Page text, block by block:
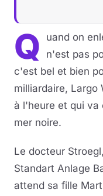
Q
uand on
n'est pas
c'est bel et bien
milliardaire, Largo
à l'heure et qui va
mer noire.
Le docteur
Standart Anlage
attend sa fille